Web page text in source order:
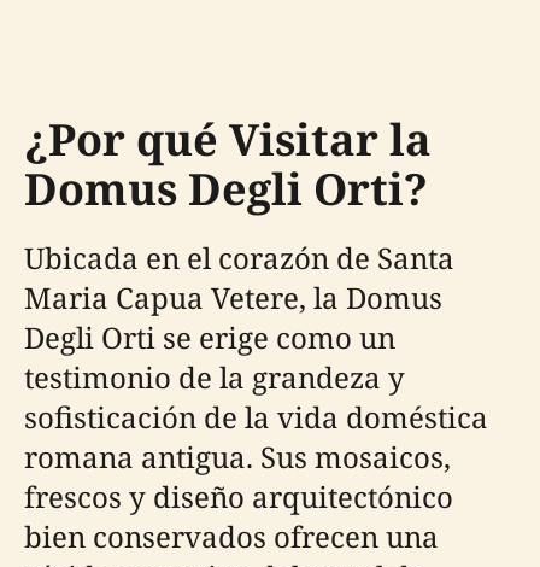
¿Por qué Visitar la
Domus Degli Orti?
Ubicada en el corazón de Santa
Maria Capua Vetere, la Domus
Degli Orti se erige como un
testimonio de la grandeza y
sofisticación de la vida doméstica
romana antigua. Sus mosaicos,
frescos y diseño arquitectónico
bien conservados ofrecen una